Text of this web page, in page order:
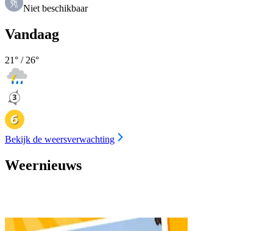
Niet beschikbaar
Vandaag
21° / 26°
Bekijk de weersverwachting
Weernieuws